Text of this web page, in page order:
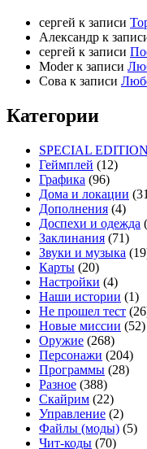
cергей к записи
Александр к
cергей к записи
Moderк записи
Сова к записи
Категории
SPECIAL EDITION
Геймплей (12)
Графика (96)
Дома и локации
Дополнения (4)
Доспехи и одежда
Заклинания (71)
Звуки и музыка
Карты (20)
Настройки (4)
Наши истории (1)
Не прошел тест
Новые миссии (52)
Оружие (268)
Персонажи (204)
Программы (28)
Разное (388)
Скайрим (22)
Управление (2)
Файлы (моды) (5)
Чит-коды (70)